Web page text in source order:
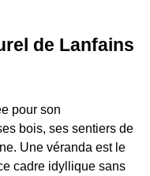
de Lanfains
pour son
bois, ses sentiers de
Une véranda est le
cadre idyllique sans